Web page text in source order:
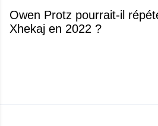
Owen Protz pourrait-il
Xhekaj en 2022 ?